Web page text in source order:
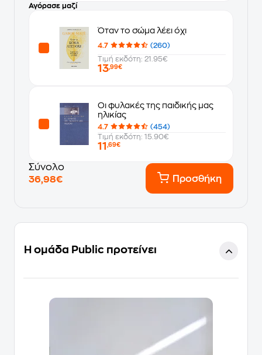
Αγόρασε μαζί
Όταν το σώμα λέει όχι
4.7
(260)
Τιμή εκδότη: 21.95€
13,99€
Οι φυλακές της παιδικής μας
ηλικίας
4.7
(454)
Τιμή εκδότη: 15.90€
11 ,69€
Σύνολο
36,98€
Προσθήκη
Η ομάδα Public προτείνει